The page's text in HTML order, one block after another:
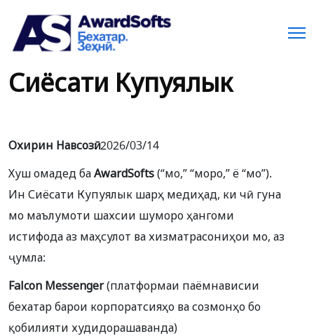
Сиёсати Купуялык
Охирин Навсозӣ:2026/03/14
Хуш омадед баAwardSofts(“мо,” “моро,” ё “мо”).
Ин Сиёсати Купуялык шарҳ медиҳад, ки чӣ гуна
мо маълумоти шахсии шуморо ҳангоми
истифода аз маҳсулот ва хизматрасониҳои мо, аз
ҷумла:
Falcon Messenger(платформаи паёмнависии
бехатар барои корпоратсияҳо ва созмонҳо бо
қобилияти худидорашаванда)